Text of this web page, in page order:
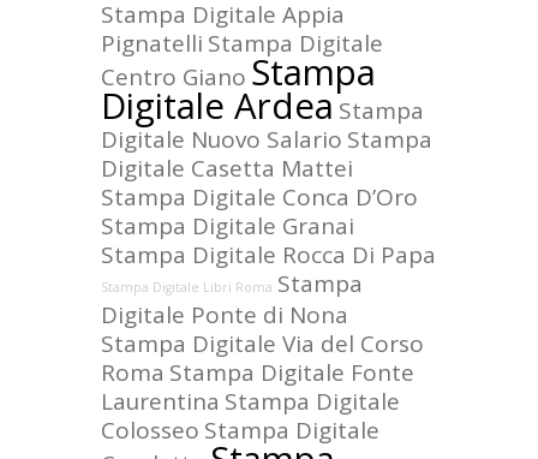
Stampa Digitale Appia
Pignatelli Stampa Digitale
Centro Giano Stampa
Digitale Ardea Stampa
Digitale Nuovo Salario Stampa
Digitale Casetta Mattei
Stampa Digitale Conca D’Oro
Stampa Digitale Granai
Stampa Digitale Rocca Di Papa
Stampa Digitale Libri Roma Stampa
Digitale Ponte di Nona
Stampa Digitale Via del Corso
Roma Stampa Digitale Fonte
Laurentina Stampa Digitale
Colosseo Stampa Digitale